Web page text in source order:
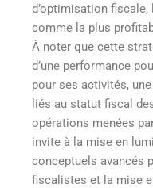
d’optimisation fiscale,
comme la plus
À noter que cette
d’une performance
pour ses activités,
liés au statut fiscal
opérations menées
invite à la mise en
conceptuels avancés
fiscalistes et la mise